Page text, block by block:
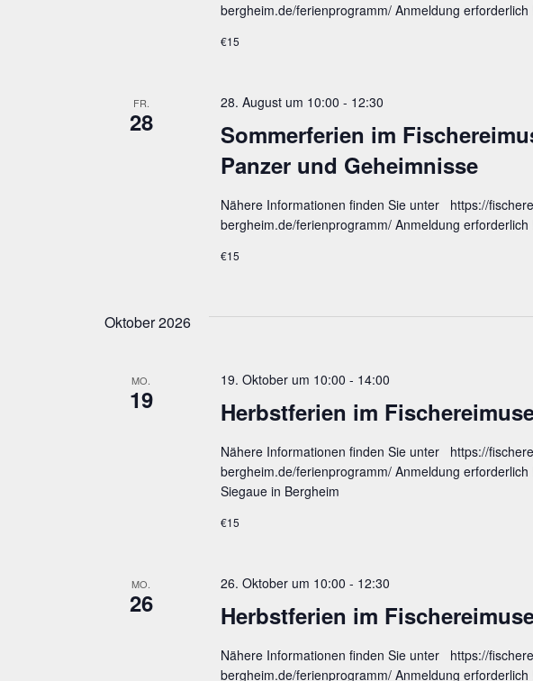
bergheim.de/ferienprogramm/ Anmeldung erforderlich
€15
FR.
28
Som­mer­fe­ri­en im
Pan­zer und Geheimnisse
28. August um 10:00 - 12:30
Nähere Informationen finden Sie unter https://
bergheim.de/ferienprogramm/ Anmeldung erforderlich
€15
Oktober 2026
MO.
19 Herbst­fe­ri­en im
19. Oktober um 10:00 - 14:00
Nähere Informationen finden Sie unter https://
bergheim.de/ferienprogramm/ Anmeldung
Siegaue in Bergheim
€15
MO.
26 Herbst­fe­ri­en im
26. Oktober um 10:00 - 12:30
Nähere Informationen finden Sie unter https://
bergheim.de/ferienprogramm/ Anmeldung erforderlich